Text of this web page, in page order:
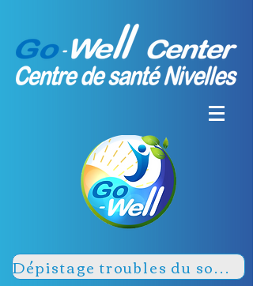
Dépistage troubles du sommeil